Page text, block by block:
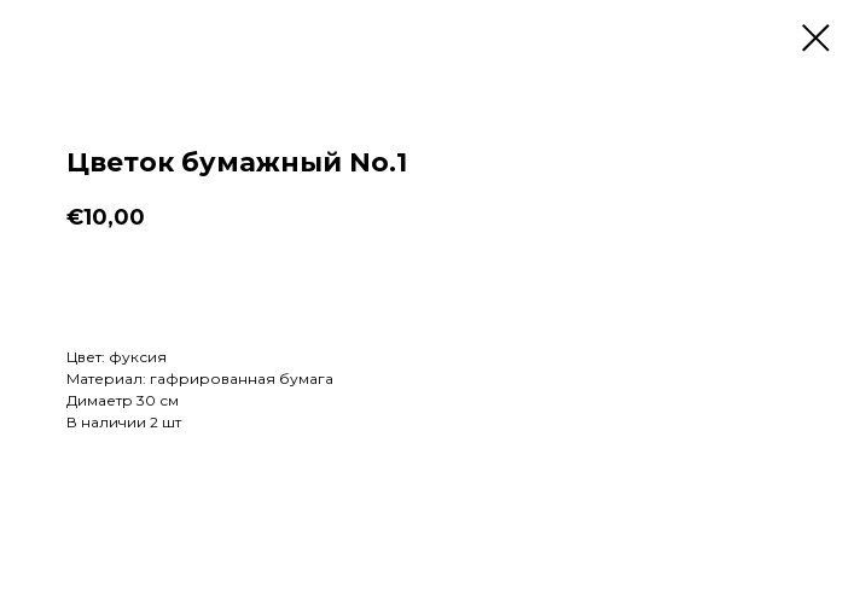
Цветок бумажный No.1
€10,00
Цвет: фуксия
Материал: гафрированная бумага
Димаетр 30 см
В наличии 2 шт